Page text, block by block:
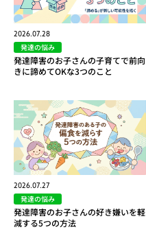
2026.07.28
発達の悩み
発達障害のお子さんの子育てで前向
きに諦めてOKな3つのこと
2026.07.27
発達の悩み
発達障害のお子さんの好き嫌いを軽
減する5つの方法